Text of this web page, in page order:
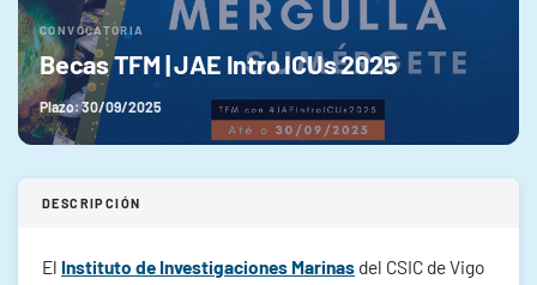
CONVOCATORIA
Becas TFM | JAE Intro ICUs 2025
Plazo: 30/09/2025
DESCRIPCIÓN
El Instituto de Investigaciones Marinas del CSIC de Vigo